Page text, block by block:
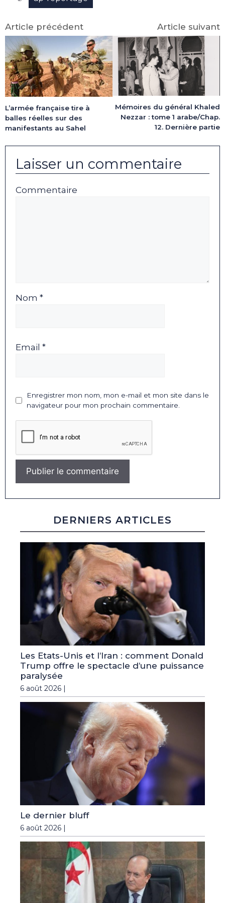
Article précédent
L’armée française tire à
balles réelles sur des
manifestants au Sahel
Article suivant
Mémoires du général Khaled
Nezzar : tome 1 arabe/Chap.
12. Dernière partie
Laisser un commentaire
Commentaire
Nom *
Email *
Enregistrer mon nom, mon e-mail et mon site dans le
navigateur pour mon prochain commentaire.
DERNIERS ARTICLES
Les Etats-Unis et l’Iran : comment Donald
Trump offre le spectacle d’une puissance
paralysée
6 août 2026 |
Le dernier bluff
6 août 2026 |